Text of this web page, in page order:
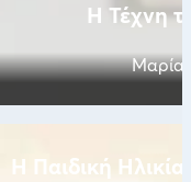
Η Τέχνη
Μαρία
Η Παιδική